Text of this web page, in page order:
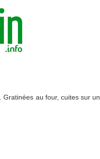
au four, cuites sur un